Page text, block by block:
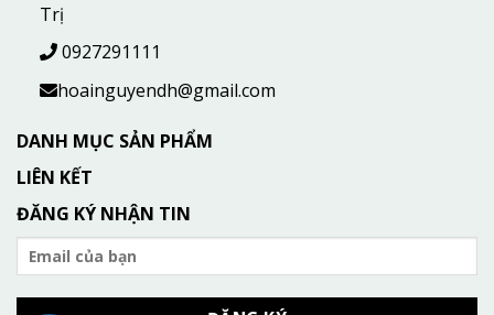
Trị
0927291111
hoainguyendh@gmail.com
DANH MỤC SẢN PHẨM
LIÊN KẾT
ĐĂNG KÝ NHẬN TIN